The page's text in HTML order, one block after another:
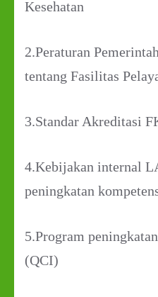
Kesehatan
2.Peraturan
tentang Fasilitas
3.Standar Akreditasi
4.Kebijakan internal
peningkatan
5.Program
(QCI)